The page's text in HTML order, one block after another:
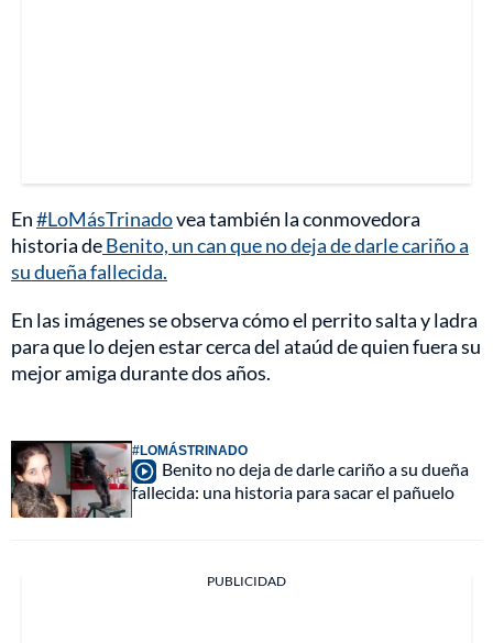
En#LoMásTrinadovea también la conmovedora
historia deBenito, un can que no deja de darle cariño a
su dueña fallecida.
En las imágenes se observa cómo el perrito salta y ladra
para que lo dejen estar cerca del ataúd de quien fuera su
mejor amiga durante dos años.
#LOMÁSTRINADO
Benito no deja de darle cariño a su dueña
fallecida: una historia para sacar el pañuelo
PUBLICIDAD